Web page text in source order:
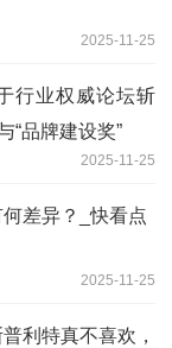
2025-11-25
行业权威论坛斩
“品牌建设奖”
2025-11-25
差异？_快看点
2025-11-25
利特真不喜欢，